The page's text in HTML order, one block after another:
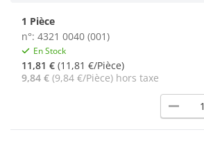
1 Pièce
n°: 4321 0040 (001)
En Stock
11,81 € (11,81 €/Pièce)
9,84 € (9,84 €/Pièce) hors taxe
remove